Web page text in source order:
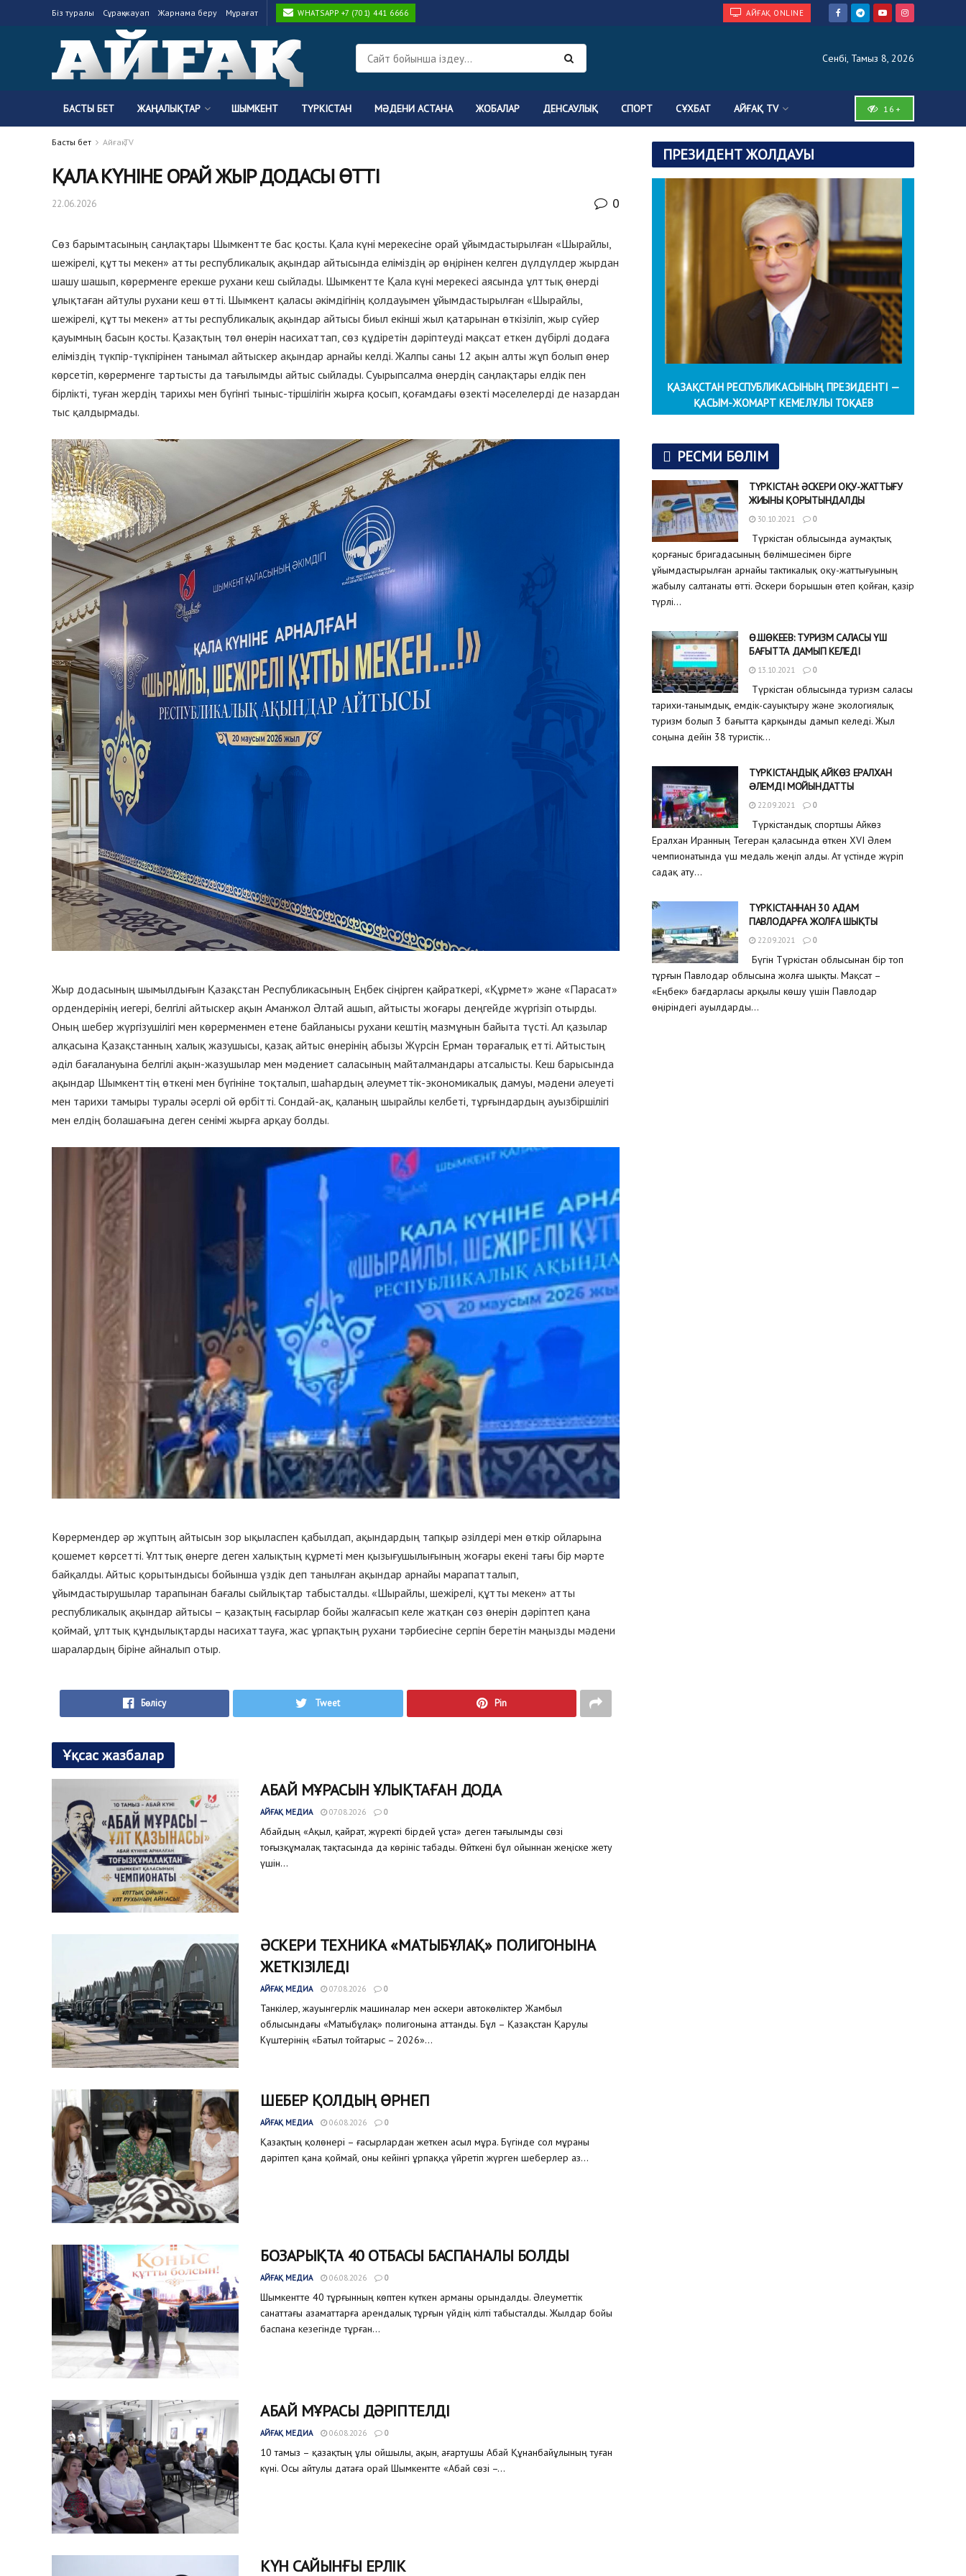
Біз туралы Сұрақ-жауап Жарнама беру Мұрағат WHATSAPP +7 (701) 441 6666 АЙҒАҚ ONLINE
Сенбі, Тамыз 8, 2026
БАСТЫ БЕТ ЖАҢАЛЫҚТАР ШЫМКЕНТ ТҮРКІСТАН МӘДЕНИ АСТАНА ЖОБАЛАР ДЕНСАУЛЫҚ СПОРТ СҰХБАТ АЙҒАҚ TV 16+
Басты бет Айғақ TV
ҚАЛА КҮНІНЕ ОРАЙ ЖЫР ДОДАСЫ ӨТТІ
22.06.2026 0
Сөз барымтасының саңлақтары Шымкентте бас қосты. Қала күні мерекесіне орай ұйымдастырылған «Шырайлы,
шежірелі, құтты мекен» атты республикалық ақындар айтысында еліміздің әр өңірінен келген дүлдүлдер жырдан
шашу шашып, көрерменге ерекше рухани кеш сыйлады. Шымкентте Қала күні мерекесі аясында ұлттық өнерді
ұлықтаған айтулы рухани кеш өтті. Шымкент қаласы әкімдігінің қолдауымен ұйымдастырылған «Шырайлы,
шежірелі, құтты мекен» атты республикалық ақындар айтысы биыл екінші жыл қатарынан өткізіліп, жыр сүйер
қауымның басын қосты. Қазақтың төл өнерін насихаттап, сөз құдіретін дәріптеуді мақсат еткен дүбірлі додаға
еліміздің түкпір-түкпірінен танымал айтыскер ақындар арнайы келді. Жалпы саны 12 ақын алты жұп болып өнер
көрсетіп, көрерменге тартысты да тағылымды айтыс сыйлады. Суырыпсалма өнердің саңлақтары елдік пен
бірлікті, туған жердің тарихы мен бүгінгі тыныс-тіршілігін жырға қосып, қоғамдағы өзекті мәселелерді де назардан
тыс қалдырмады.
Жыр додасының шымылдығын Қазақстан Республикасының Еңбек сіңірген қайраткері, «Құрмет» және «Парасат»
ордендерінің иегері, белгілі айтыскер ақын Аманжол Әлтай ашып, айтысты жоғары деңгейде жүргізіп отырды.
Оның шебер жүргізушілігі мен көрерменмен етене байланысы рухани кештің мазмұнын байыта түсті. Ал қазылар
алқасына Қазақстанның халық жазушысы, қазақ айтыс өнерінің абызы Жүрсін Ерман төрағалық етті. Айтыстың
әділ бағалануына белгілі ақын-жазушылар мен мәдениет саласының майталмандары атсалысты. Кеш барысында
ақындар Шымкенттің өткені мен бүгініне тоқталып, шаһардың әлеуметтік-экономикалық дамуы, мәдени әлеуеті
мен тарихи тамыры туралы әсерлі ой өрбітті. Сондай-ақ, қаланың шырайлы келбеті, тұрғындардың ауызбіршілігі
мен елдің болашағына деген сенімі жырға арқау болды.
Көрермендер әр жұптың айтысын зор ықыласпен қабылдап, ақындардың тапқыр әзілдері мен өткір ойларына
қошемет көрсетті. Ұлттық өнерге деген халықтың құрметі мен қызығушылығының жоғары екені тағы бір мәрте
байқалды. Айтыс қорытындысы бойынша үздік деп танылған ақындар арнайы марапатталып,
ұйымдастырушылар тарапынан бағалы сыйлықтар табысталды. «Шырайлы, шежірелі, құтты мекен» атты
республикалық ақындар айтысы – қазақтың ғасырлар бойы жалғасып келе жатқан сөз өнерін дәріптеп қана
қоймай, ұлттық құндылықтарды насихаттауға, жас ұрпақтың рухани тәрбиесіне серпін беретін маңызды мәдени
шаралардың біріне айналып отыр.
Бөлісу Tweet Pin
Ұқсас жазбалар
АБАЙ МҰРАСЫН ҰЛЫҚТАҒАН ДОДА
АЙҒАҚ МЕДИА 07.08.2026 0
Абайдың «Ақыл, қайрат, жүректі бірдей ұста» деген тағылымды сөзі
тоғызқұмалақ тақтасында да көрініс табады. Өйткені бұл ойыннан жеңіске жету
үшін...
ӘСКЕРИ ТЕХНИКА «МАТЫБҰЛАҚ» ПОЛИГОНЫНА
ЖЕТКІЗІЛЕДІ
АЙҒАҚ МЕДИА 07.08.2026 0
Танкілер, жауынгерлік машиналар мен әскери автокөліктер Жамбыл
облысындағы «Матыбұлақ» полигонына аттанды. Бұл – Қазақстан Қарулы
Күштерінің «Батыл тойтарыс – 2026»...
ШЕБЕР ҚОЛДЫҢ ӨРНЕГІ
АЙҒАҚ МЕДИА 06.08.2026 0
Қазақтың қолөнері – ғасырлардан жеткен асыл мұра. Бүгінде сол мұраны
дәріптеп қана қоймай, оны кейінгі ұрпаққа үйретіп жүрген шеберлер аз...
БОЗАРЫҚТА 40 ОТБАСЫ БАСПАНАЛЫ БОЛДЫ
АЙҒАҚ МЕДИА 06.08.2026 0
Шымкентте 40 тұрғынның көптен күткен арманы орындалды. Әлеуметтік
санаттағы азаматтарға арендалық тұрғын үйдің кілті табысталды. Жылдар бойы
баспана кезегінде тұрған...
АБАЙ МҰРАСЫ ДӘРІПТЕЛДІ
АЙҒАҚ МЕДИА 06.08.2026 0
10 тамыз – қазақтың ұлы ойшылы, ақын, ағартушы Абай Құнанбайұлының туған
күні. Осы айтулы датаға орай Шымкентте «Абай сөзі –...
КҮН САЙЫНҒЫ ЕРЛІК
ПРЕЗИДЕНТ ЖОЛДАУЫ
ҚАЗАҚСТАН РЕСПУБЛИКАСЫНЫҢ ПРЕЗИДЕНТІ —
ҚАСЫМ-ЖОМАРТ КЕМЕЛҰЛЫ ТОҚАЕВ
РЕСМИ БӨЛІМ
ТҮРКІСТАН: ӘСКЕРИ ОҚУ-ЖАТТЫҒУ
ЖИЫНЫ ҚОРЫТЫНДАЛДЫ
30.10.2021 0
Түркістан облысында аумақтық
қорғаныс бригадасының бөлімшесімен бірге
ұйымдастырылған арнайы тактикалық оқу-жаттығуының
жабылу салтанаты өтті. Әскери борышын өтеп қойған, қазір
түрлі...
Ө.ШӨКЕЕВ: ТУРИЗМ САЛАСЫ ҮШ
БАҒЫТТА ДАМЫП КЕЛЕДІ
13.10.2021 0
Түркістан облысында туризм саласы
тарихи-танымдық, емдік-сауықтыру және экологиялық
туризм болып 3 бағытта қарқынды дамып келеді. Жыл
соңына дейін 38 туристік...
ТҮРКІСТАНДЫҚ АЙКӨЗ ЕРАЛХАН
ƏЛЕМДІ МОЙЫНДАТТЫ
22.09.2021 0
Түркістандық спортшы Айкөз
Ералхан Иранның Тегеран қаласында өткен XVI Әлем
чемпионатында үш медаль жеңіп алды. Ат үстінде жүріп
садақ ату...
ТҮРКІСТАННАН 30 АДАМ
ПАВЛОДАРҒА ЖОЛҒА ШЫҚТЫ
22.09.2021 0
Бүгін Түркістан облысынан бір топ
тұрғын Павлодар облысына жолға шықты. Мақсат –
«Еңбек» бағдарласы арқылы көшу үшін Павлодар
өңіріндегі ауылдарды...